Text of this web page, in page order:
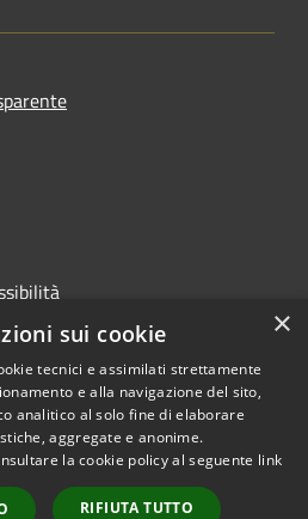
Copyright © 2026 • Città di
Montecchio Maggiore •
Powered byMunicipium •
Accesso redazione
×
sui cookie
tecnici e assimilati strettamente
e alla navigazione del sito,
analitico al solo fine di elaborare
aggregate e anonime.
la cookie policy al seguente link
RIFIUTA TUTTO